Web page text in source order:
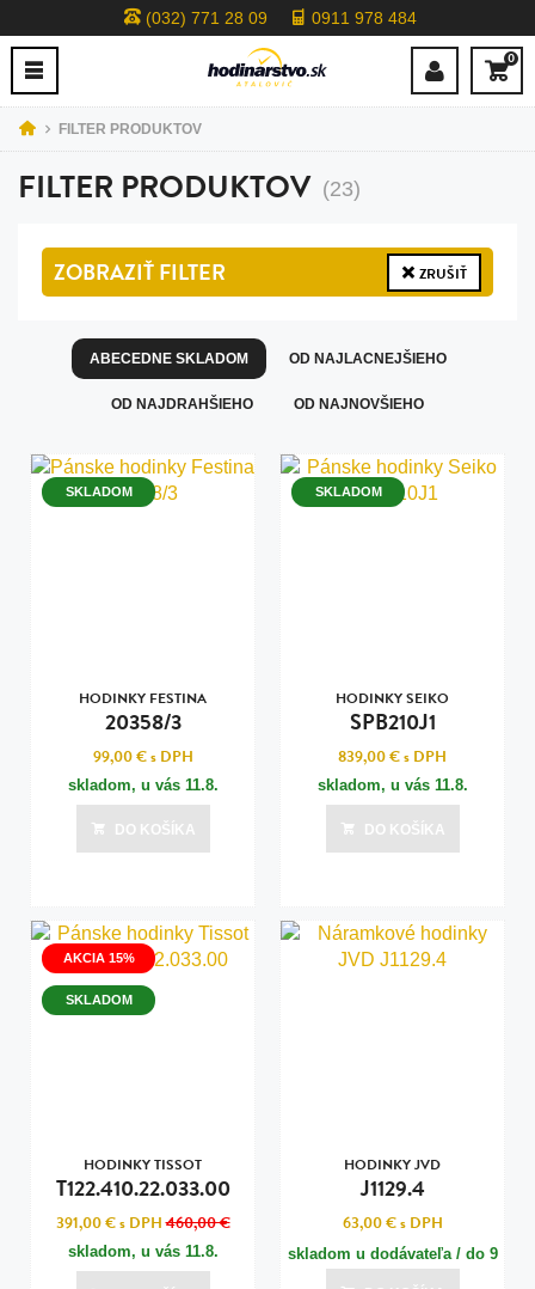
(032) 771 28 09 0911 978 484
0
FILTER PRODUKTOV
FILTER PRODUKTOV (23)
ZOBRAZIŤFILTER ZRUŠIŤ
ABECEDNE SKLADOM OD NAJLACNEJŠIEHO
OD NAJDRAHŠIEHO OD NAJNOVŠIEHO
SKLADOM
HODINKY FESTINA
20358/3
99,00 €s DPH
skladom, u vás 11.8.
DO KOŠÍKA
SKLADOM
HODINKY SEIKO
SPB210J1
839,00 €s DPH
skladom, u vás 11.8.
DO KOŠÍKA
AKCIA 15%
SKLADOM
HODINKY TISSOT
T122.410.22.033.00
391,00 €s DPH460,00 €
skladom, u vás 11.8.
HODINKY JVD
J1129.4
63,00 €s DPH
skladom u dodávateľa / do 9
dní